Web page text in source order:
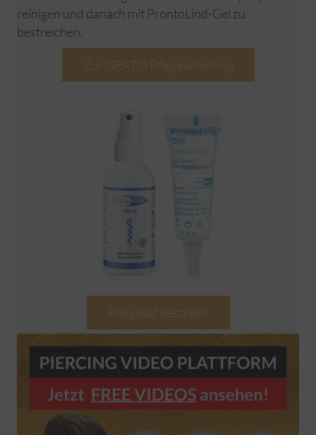
reinigen und danach mit ProntoLind-Gel zu
bestreichen.
Zur GRATIS Pflegeanleitung
Pflegeset bestellen